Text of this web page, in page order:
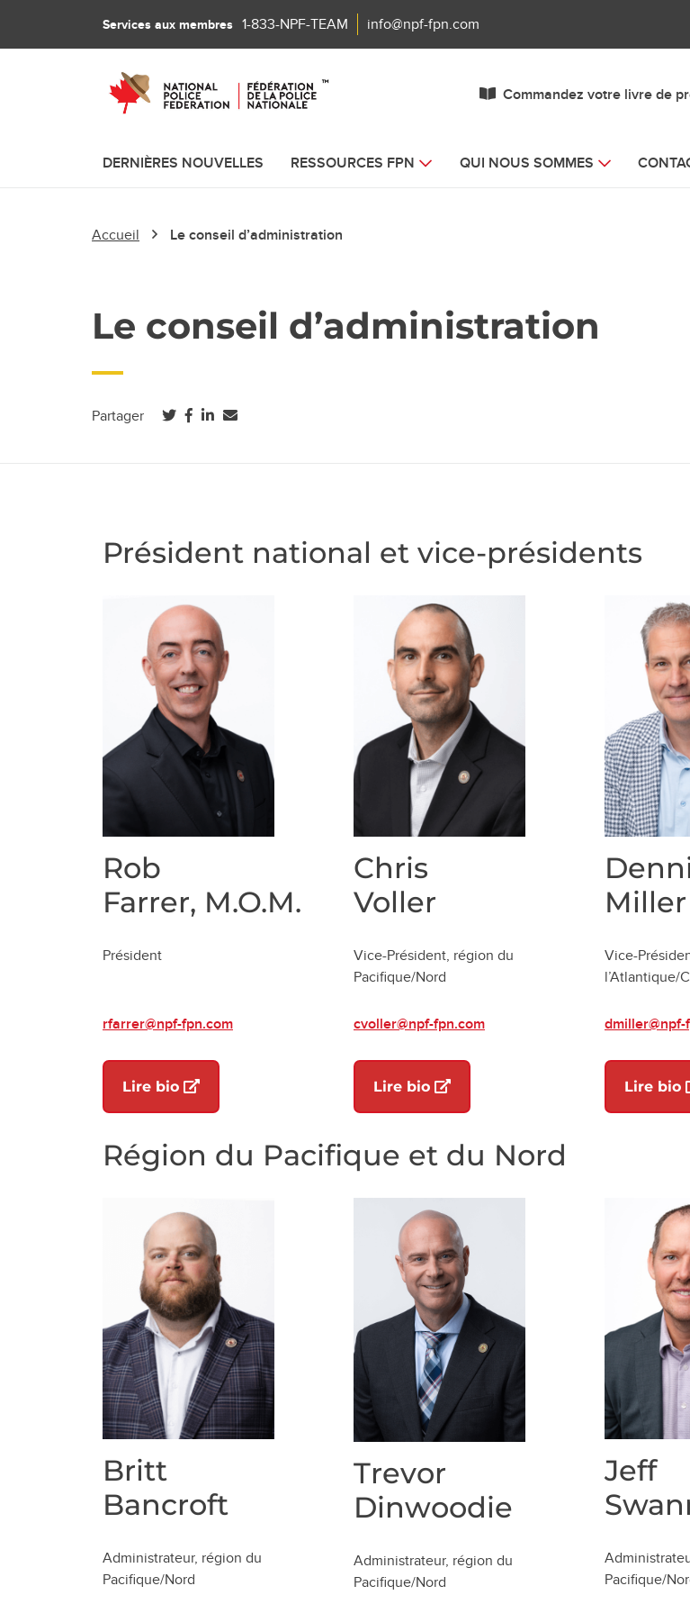
Services aux membres 1-833-NPF-TEAM info@npf-fpn.com
Commandez votre livre de
DERNIÈRES NOUVELLES RESSOURCES FPN QUI NOUS SOMMES
Accueil Le conseil d’administration
Le conseil d’administration
Partager (ouvre dans un nouvel onglet)
(ouvre dans un nouvel onglet)
(ouvre dans un nouvel onglet)
Président national et vice-présidents
Rob
Farrer, M.O.M.
Président
rfarrer@npf-fpn.com
Lire bio (ouvre dans un nouvel onglet)
Chris
Voller
Vice-Président, région du
Pacifique/Nord
cvoller@npf-fpn.com
Lire bio (ouvre dans un nouvel onglet)
Miller
Vice-
l’Atlantique/
dmiller@npf-
Lire bio
Région du Pacifique et du Nord
Britt
Bancroft
Administrateur, région du
Pacifique/Nord
Trevor
Dinwoodie
Administrateur, région du
Pacifique/Nord
Jeff
Pacifique/